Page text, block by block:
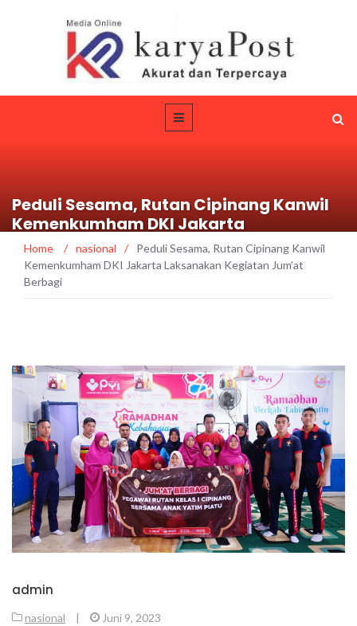
Peduli Sesama, Rutan Cipinang Kanwil
Kemenkumham DKI Jakarta
Laksanakan Kegiatan Jum’at Berbagi
Home / nasional /
Peduli Sesama, Rutan Cipinang Kanwil
Kemenkumham DKI Jakarta Laksanakan Kegiatan Jum’at
Berbagi
admin
nasional | Juni 9, 2023